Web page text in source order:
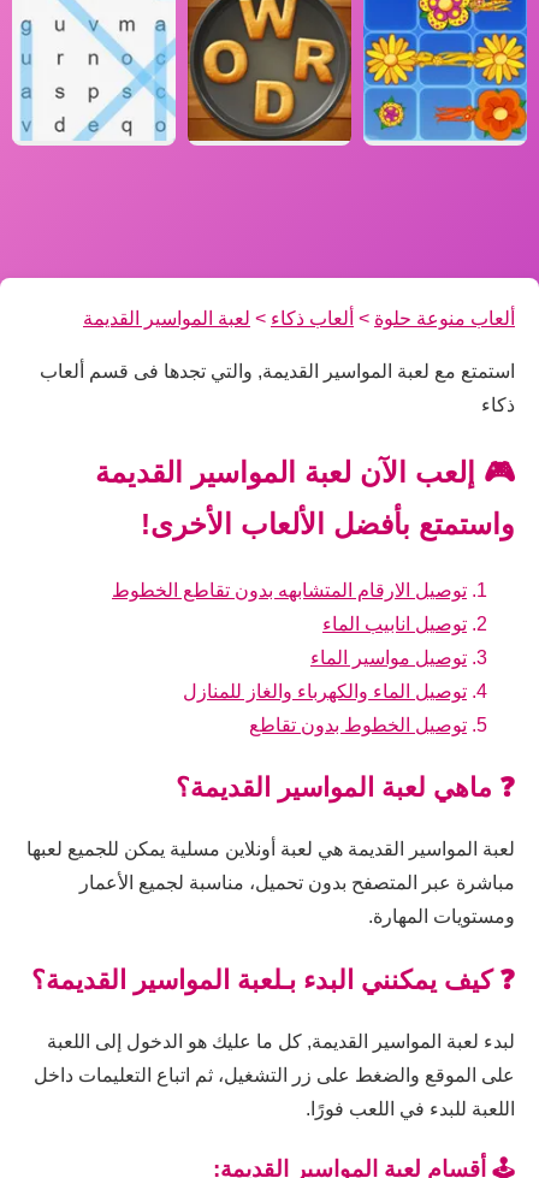
ألعاب منوعة حلوة > ألعاب ذكاء > لعبة المواسير القديمة
استمتع مع لعبة المواسير القديمة, والتي تجدها فى قسم ألعاب
ذكاء
🎮 إلعب الآن لعبة المواسير القديمة
واستمتع بأفضل الألعاب الأخرى!
توصيل الارقام المتشابهه بدون تقاطع الخطوط
توصيل انابيب الماء
توصيل مواسير الماء
توصيل الماء والكهرباء والغاز للمنازل
توصيل الخطوط بدون تقاطع
❓ ماهي لعبة المواسير القديمة؟
لعبة المواسير القديمة هي لعبة أونلاين مسلية يمكن للجميع لعبها
مباشرة عبر المتصفح بدون تحميل، مناسبة لجميع الأعمار
ومستويات المهارة.
❓ كيف يمكنني البدء بـلعبة المواسير القديمة؟
لبدء لعبة المواسير القديمة, كل ما عليك هو الدخول إلى اللعبة
على الموقع والضغط على زر التشغيل، ثم اتباع التعليمات داخل
اللعبة للبدء في اللعب فورًا.
🕹️ أقسام لعبة المواسير القديمة: